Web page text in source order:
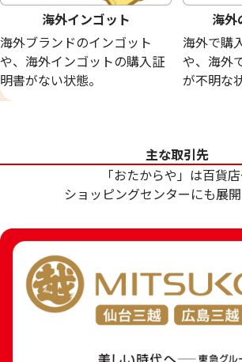
参考買取価格
海外インゴット
海外ブランドのインゴット
や、海外インゴットの購入証
明書がない状態。
海外
海外で購
や、海外
が不明な
主な取引先
「おたからや」は百貨
ショッピングセンターにも展開